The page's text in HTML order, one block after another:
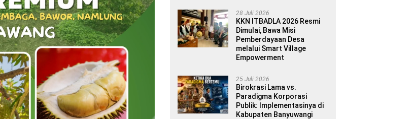
28 Juli 2026
KKN ITBADLA 2026 Resmi
Dimulai, Bawa Misi
Pemberdayaan Desa
melalui Smart Village
Empowerment
25 Juli 2026
Birokrasi Lama vs.
Paradigma Korporasi
Publik: Implementasinya di
Kabupaten Banyuwangi